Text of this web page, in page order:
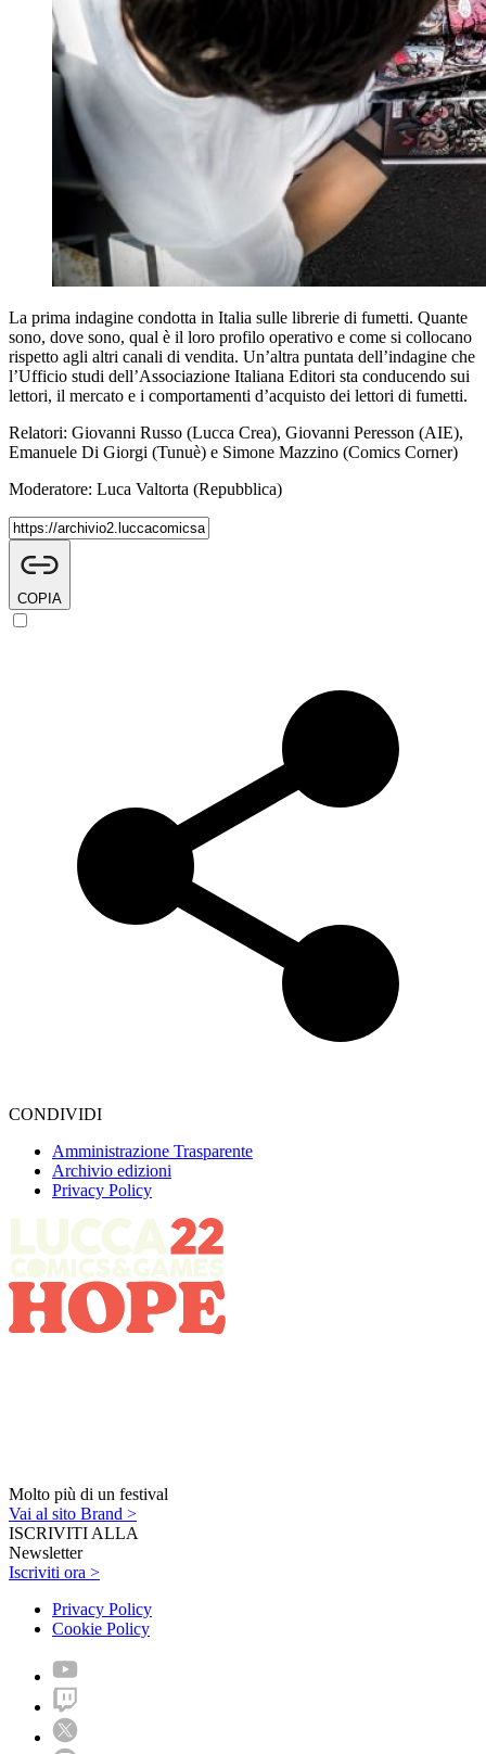
La prima indagine condotta in Italia sulle librerie di fumetti. Quante
sono, dove sono, qual è il loro profilo operativo e come si collocano
rispetto agli altri canali di vendita. Un’altra puntata dell’indagine che
l’Ufficio studi dell’Associazione Italiana Editori sta conducendo sui
lettori, il mercato e i comportamenti d’acquisto dei lettori di fumetti.
Relatori: Giovanni Russo (Lucca Crea), Giovanni Peresson (AIE),
Emanuele Di Giorgi (Tunuè) e Simone Mazzino (Comics Corner)
Moderatore: Luca Valtorta (Repubblica)
COPIA
CONDIVIDI
Amministrazione Trasparente
Archivio edizioni
Privacy Policy
Molto più di un festival
Vai al sito Brand >
ISCRIVITI ALLA
Newsletter
Iscriviti ora >
Privacy Policy
Cookie Policy